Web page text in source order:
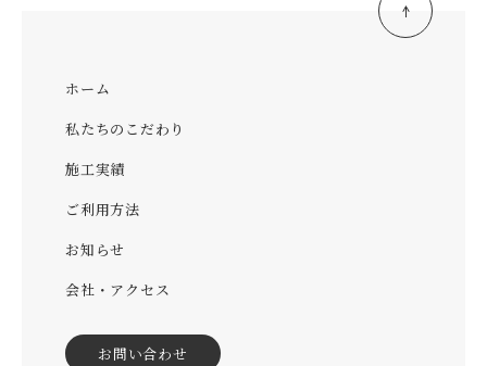
ホーム
私たちのこだわり
施工実績
ご利用方法
お知らせ
会社・アクセス
お問い合わせ